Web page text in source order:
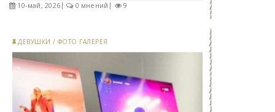
10-май, 2026 0 мнений 9
ДЕВУШКИ / ФОТО ГАЛЕРЕЯ